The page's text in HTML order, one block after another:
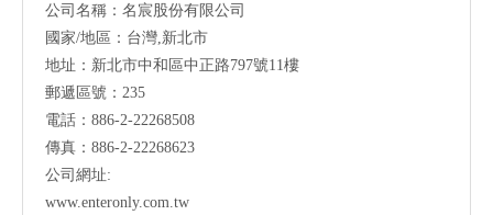
公司名稱：名宸股份有限公司
國家/地區：台灣,新北市
地址：新北市中和區中正路797號11樓
郵遞區號：235
電話：886-2-22268508
傳真：886-2-22268623
公司網址:
www.enteronly.com.tw